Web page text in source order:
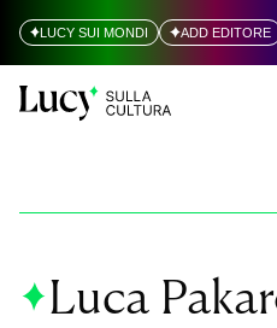
LUCY SUI MONDI ADD EDITORE
Luca